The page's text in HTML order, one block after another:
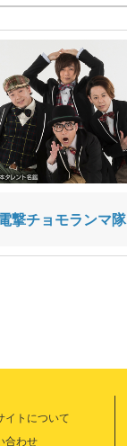
撃チョモランマ隊
イトについて
合わせ